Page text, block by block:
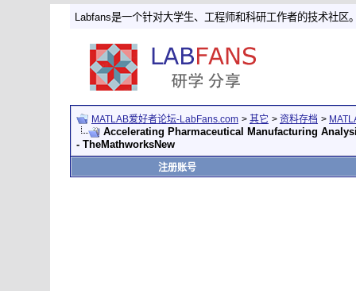
Labfans是一个针对大学生、工程师和科研工作者的技术社区
MATLAB爱好者论坛-LabFans.com > 其它 > 资料存档 >
Accelerating Pharmaceutical Manufacturing
- TheMathworksNew
注册账号